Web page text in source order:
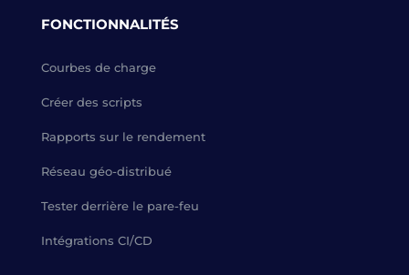
FONCTIONNALITÉS
Courbes de charge
Créer des scripts
Rapports sur le rendement
Réseau géo-distribué
Tester derrière le pare-feu
Intégrations CI/CD